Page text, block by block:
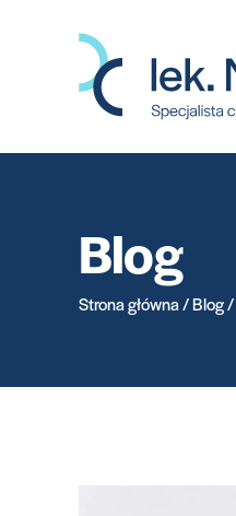
Blog
Strona główna/Blog/